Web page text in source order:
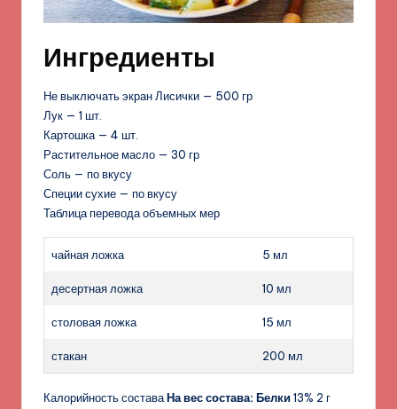
Ингредиенты
Не выключать экран Лисички — 500 гр
Лук — 1 шт.
Картошка — 4 шт.
Растительное масло — 30 гр
Соль — по вкусу
Специи сухие — по вкусу
Таблица перевода объемных мер
чайная ложка 5 мл
десертная ложка 10 мл
столовая ложка 15 мл
стакан 200 мл
Калорийность составаНа вес состава: Белки13% 2 г